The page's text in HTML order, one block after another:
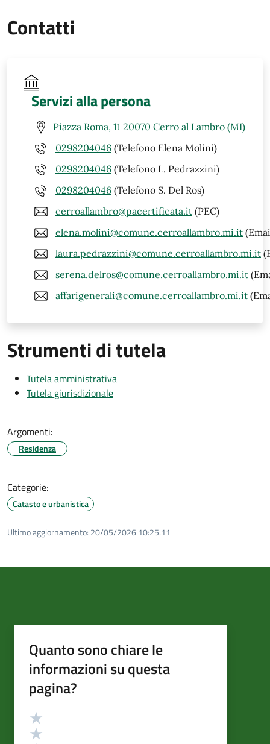
Contatti
Servizi alla persona
Piazza Roma, 11 20070 Cerro al Lambro (MI)
0298204046 (Telefono Elena Molini)
0298204046 (Telefono L. Pedrazzini)
0298204046 (Telefono S. Del Ros)
cerroallambro@pacertificata.it (PEC)
elena.molini@comune.cerroallambro.mi.it
laura.pedrazzini@comune.cerroallambro.mi.it
serena.delros@comune.cerroallambro.mi.it
affarigenerali@comune.cerroallambro.mi.it
Strumenti di tutela
Tutela amministrativa
Tutela giurisdizionale
Argomenti:
Residenza
Categorie:
Catasto e urbanistica
Ultimo aggiornamento: 20/05/2026 10:25.11
Quanto sono chiare le
informazioni su questa
pagina?
Valutazione